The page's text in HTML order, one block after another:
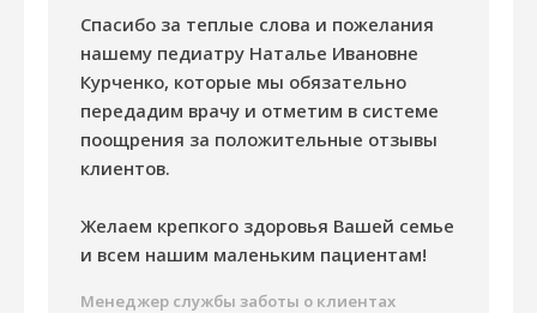
Спасибо за теплые слова и пожелания
нашему педиатру Наталье Ивановне
Курченко, которые мы обязательно
передадим врачу и отметим в системе
поощрения за положительные отзывы
клиентов.
Желаем крепкого здоровья Вашей семье
и всем нашим маленьким пациентам!
Менеджер службы заботы о клиентах